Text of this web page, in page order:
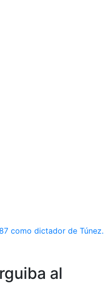
como dictador de Túnez.
al